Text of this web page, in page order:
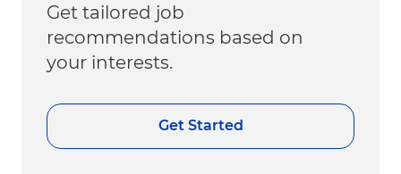
Get tailored job
recommendations based on
your interests.
Get Started